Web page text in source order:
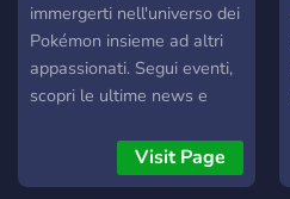
immergerti nell'universo dei
Pokémon insieme ad altri
appassionati. Segui eventi,
scopri le ultime news e
simili a te! È il luogo
perfetto per condividere la
Visit Page